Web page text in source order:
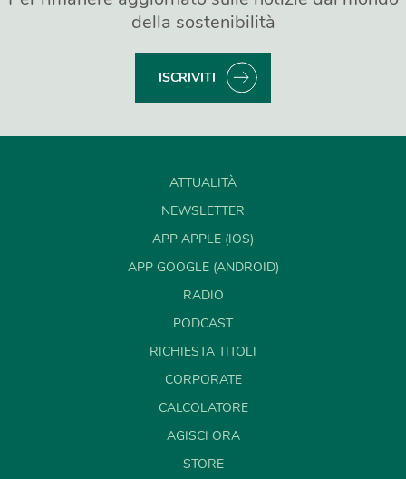
della sostenibilità
ISCRIVITI
ATTUALITÀ
NEWSLETTER
APP APPLE (IOS)
APP GOOGLE (ANDROID)
RADIO
PODCAST
RICHIESTA TITOLI
CORPORATE
CALCOLATORE
AGISCI ORA
STORE